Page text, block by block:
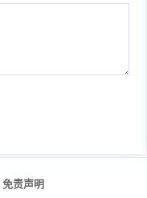
免责声明